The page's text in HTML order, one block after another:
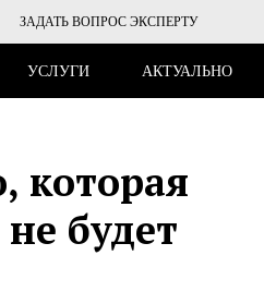
ЗАДАТЬ ВОПРОС ЭКСПЕРТУ
УСЛУГИ АКТУАЛЬНО
которая
будет